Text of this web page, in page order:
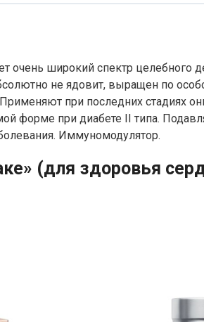
очень широкий спектр целебного
не ядовит, выращен по
при последних стадиях
форме при диабете II типа.
Иммуномодулятор.
(для здоровья